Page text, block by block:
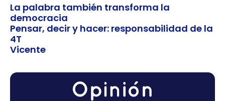
La palabra también transforma la
democracia
Pensar, decir y hacer: responsabilidad de la
4T
Vicente